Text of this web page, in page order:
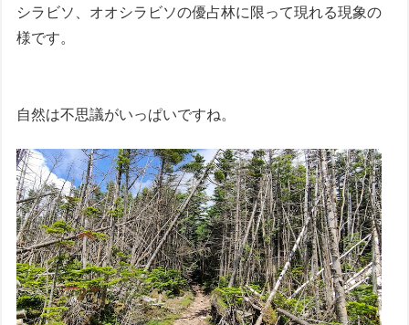
シラビソ、オオシラビソの優占林に限って現れる現象の
様です。
自然は不思議がいっぱいですね。